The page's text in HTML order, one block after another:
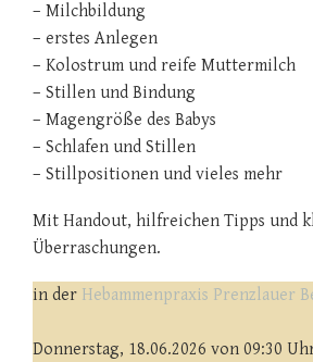
– Milchbildung
– erstes Anlegen
– Kolostrum und reife Muttermilch
– Stillen und Bindung
– Magengröße des Babys
– Schlafen und Stillen
– Stillpositionen und vieles mehr
Mit Handout, hilfreichen Tipps und
Überraschungen.
in der Hebammenpraxis Prenzlauer
Donnerstag, 18.06.2026 von 09:30